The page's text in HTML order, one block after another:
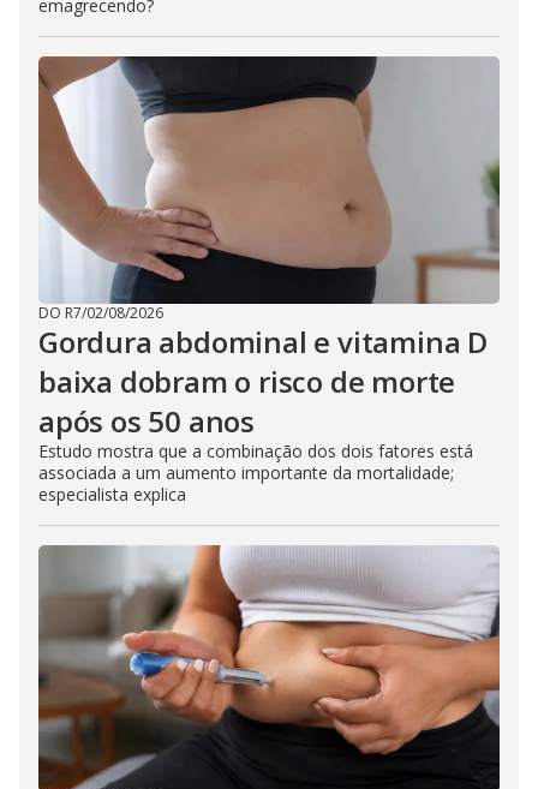
emagrecendo?
DO R7/02/08/2026
Gordura abdominal e vitamina D
baixa dobram o risco de morte
após os 50 anos
Estudo mostra que a combinação dos dois fatores está
associada a um aumento importante da mortalidade;
especialista explica